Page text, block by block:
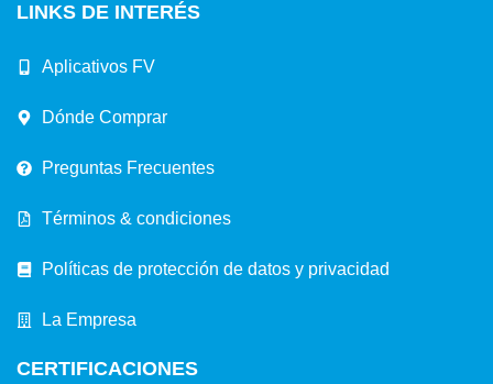
LINKS DE INTERÉS
Aplicativos FV
Dónde Comprar
Preguntas Frecuentes
Términos & condiciones
Políticas de protección de datos y privacidad
La Empresa
CERTIFICACIONES